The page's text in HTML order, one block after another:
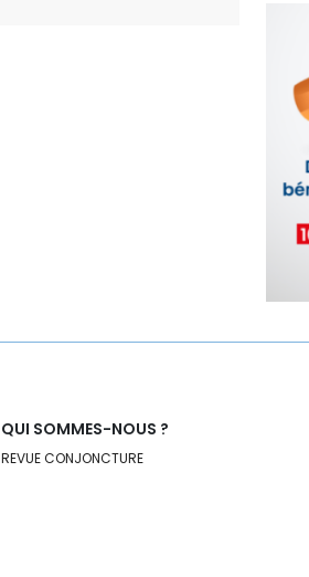
QUI SOMMES-NOUS ?
REVUE CONJONCTURE